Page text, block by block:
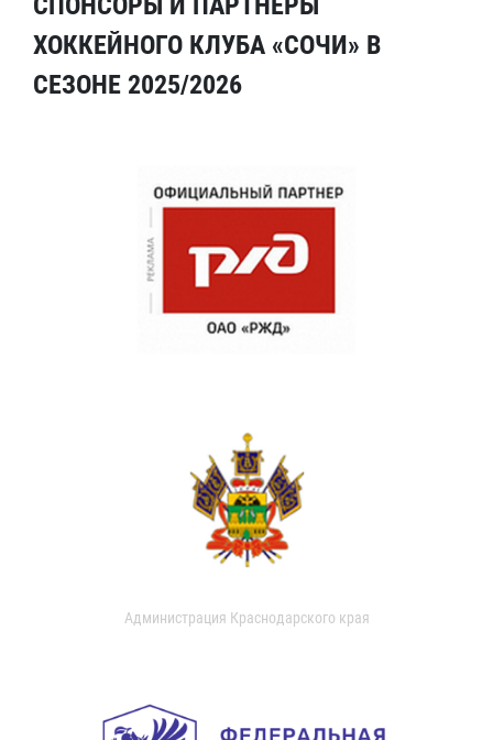
ХОККЕЙНОГО КЛУБА «СОЧИ» В
СЕЗОНЕ 2025/2026
Администрация Краснодарского края